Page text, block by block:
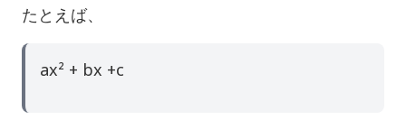
たとえば、
ax² + bx +c